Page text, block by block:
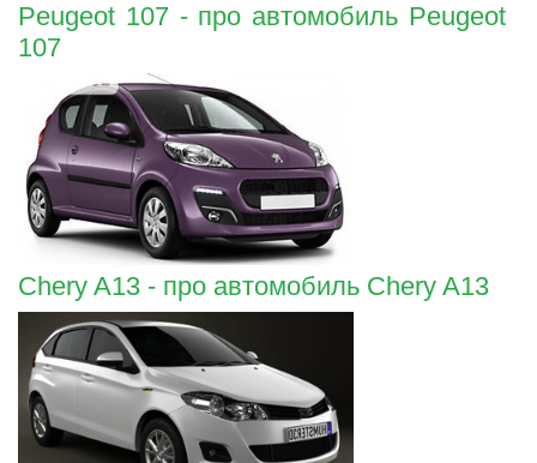
Peugeot 107 - про автомобиль Peugeot
107
Chery A13 - про автомобиль Chery A13